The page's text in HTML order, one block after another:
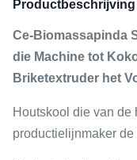
Productbeschrijving
Ce-Biomassapinda
die Machine tot
Briketextruder het
Houtskool die van de
productielijnmaker